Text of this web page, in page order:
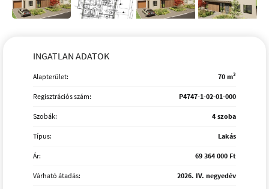
INGATLAN ADATOK
Alapterület: 70 m2
Regisztrációs szám: P4747-1-02-01-000
Szobák: 4 szoba
Típus: Lakás
Ár: 69 364 000 Ft
Várható átadás: 2026. IV. negyedév